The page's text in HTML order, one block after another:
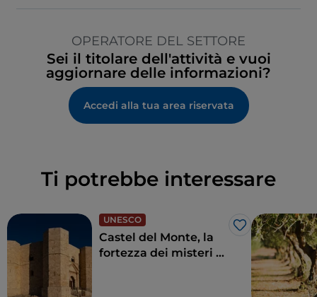
OPERATORE DEL SETTORE
Sei il titolare dell'attività e vuoi
aggiornare delle informazioni?
Accedi alla tua area riservata
Ti potrebbe interessare
UNESCO
Like
Castel del Monte, la
fortezza dei misteri di